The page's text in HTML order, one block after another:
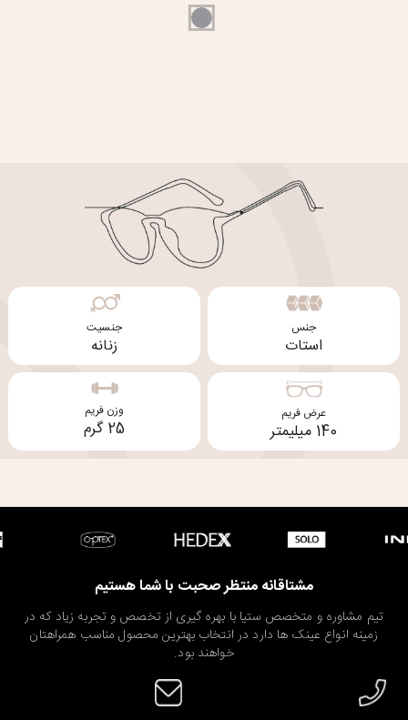
جنس
استات
جنسیت
زنانه
عرض فریم
140 میلیمتر
وزن فریم
25 گرم
مشتاقانه منتظر صحبت با شما هستیم
تیم مشاوره و متخصص ستیا با بهره گیری از تخصص و تجربه زیاد که در
زمینه انواع عینک ها دارد در انتخاب بهترین محصول مناسب همراهتان
خواهند بود.